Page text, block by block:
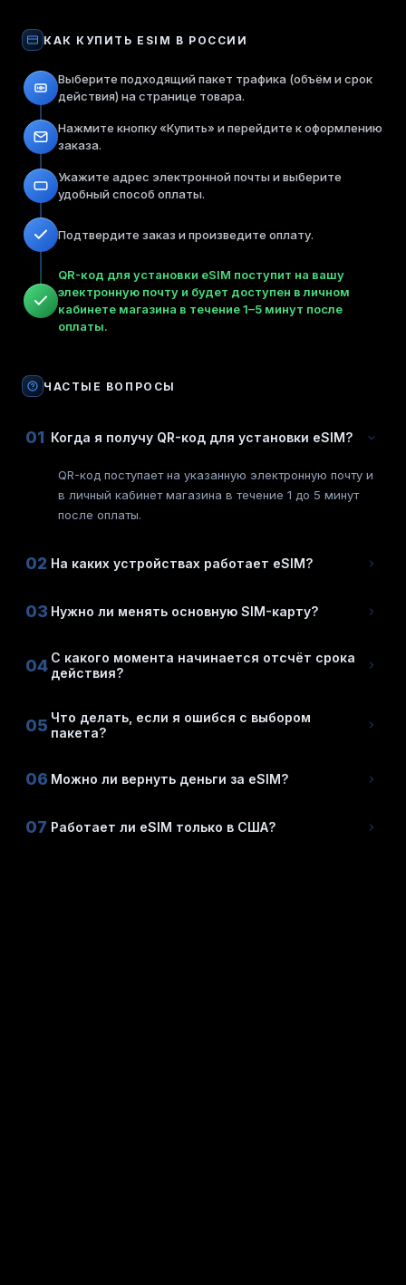
КАК КУПИТЬ ESIM В РОССИИ
Выберите подходящий пакет трафика (объём и срок
действия) на странице товара.
Нажмите кнопку «Купить» и перейдите к оформлению
заказа.
Укажите адрес электронной почты и выберите
удобный способ оплаты.
Подтвердите заказ и произведите оплату.
QR-код для установки eSIM поступит на вашу
электронную почту и будет доступен в личном
кабинете магазина в течение 1–5 минут после
оплаты.
ЧАСТЫЕ ВОПРОСЫ
01 Когда я получу QR-код для установки eSIM?
QR-код поступает на указанную электронную почту и
в личный кабинет магазина в течение 1 до 5 минут
после оплаты.
02 На каких устройствах работает eSIM?
03 Нужно ли менять основную SIM-карту?
04 С какого момента начинается отсчёт срока
действия?
05 Что делать, если я ошибся с выбором
пакета?
06 Можно ли вернуть деньги за eSIM?
07 Работает ли eSIM только в США?